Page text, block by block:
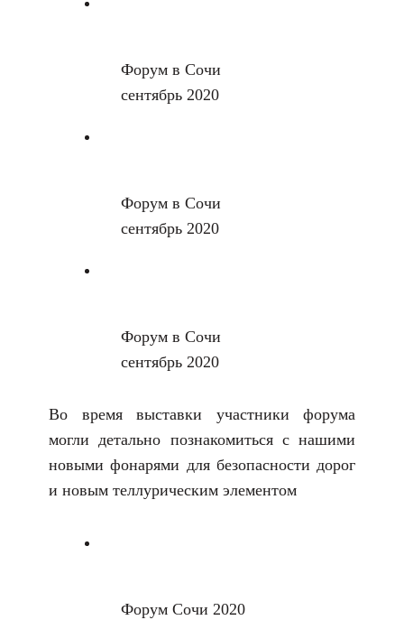
Форум в Сочи
сентябрь 2020
Форум в Сочи
сентябрь 2020
Форум в Сочи
сентябрь 2020
Во время выставки участники форума
могли детально познакомиться с нашими
новыми фонарями для безопасности дорог
и новым теллурическим элементом
Форум Сочи 2020